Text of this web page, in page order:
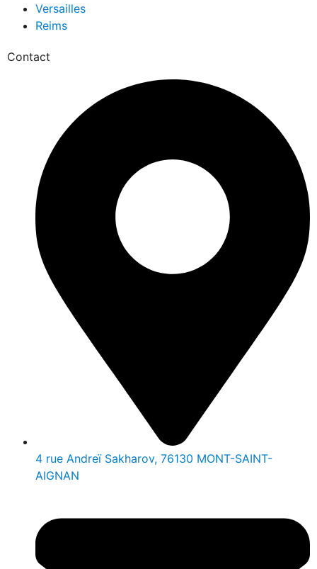
Versailles
Reims
Contact
4 rue Andreï Sakharov, 76130 MONT-SAINT-
AIGNAN